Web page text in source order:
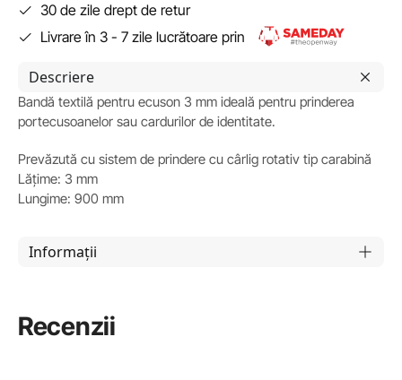
30 de zile drept de retur
Livrare în 3 - 7 zile lucrătoare prin
Descriere
Bandă textilă pentru ecuson 3 mm ideală pentru prinderea
portecusoanelor sau cardurilor de identitate.
Prevăzută cu sistem de prindere cu cârlig rotativ tip carabină
Lățime: 3 mm
Lungime: 900 mm
Informații
Recenzii